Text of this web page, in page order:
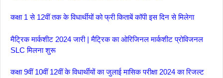
कक्षा 1 से 12वीं तक के विधार्थीयों को फ्री किताबें कॉपी इस दिन से मिलेगा
मैट्रिक मार्कशीट 2024 जारी | मैट्रिक का ओरिजिनल मार्कशीट प्रोविजनल
SLC मिलना शुरू
कक्षा 9वीं 10वीं 12वीं के विधार्थीयों का जुलाई मासिक परीक्षा 2024 का रिजल्ट